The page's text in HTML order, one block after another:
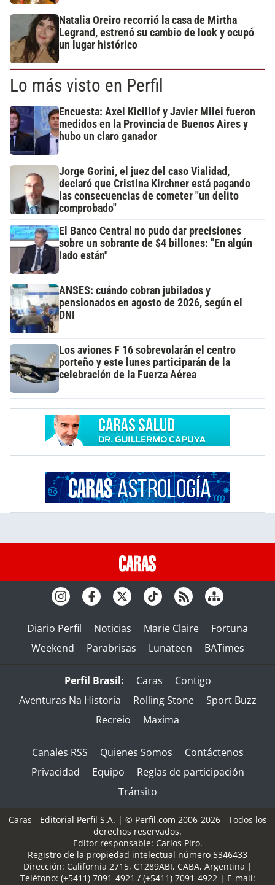
Natalia Oreiro recorrió la casa de Mirtha
Legrand, estrenó su cambio de look y ocupó
un lugar histórico
Lo más visto en Perfil
Encuesta: Axel Kicillof y Javier Milei fueron
medidos en la Provincia de Buenos Aires y
hubo un claro ganador
Jorge Gorini, el juez del caso Vialidad,
declaró que Cristina Kirchner está pagando
las consecuencias de cometer "un delito
comprobado"
El Banco Central no pudo dar precisiones
sobre un sobrante de $4 billones: "En algún
lado están"
ANSES: cuándo cobran jubilados y
pensionados en agosto de 2026, según el
DNI
Los aviones F 16 sobrevolarán el centro
porteño y este lunes participarán de la
celebración de la Fuerza Aérea
Diario Perfil Noticias Marie Claire
Fortuna
Weekend
Parabrisas Lunateen BATimes
Perfil Brasil: Caras
Contigo
Aventuras Na Historia
Rolling Stone
Sport Buzz
Recreio
Maxima
Canales RSS Quienes Somos
Contáctenos
Privacidad
Equipo
Reglas de participación
Tránsito
Caras - Editorial Perfil S.A. | © Perfil.com 2006-2026 - Todos los
derechos reservados.
Editor responsable: Carlos Piro.
Registro de la propiedad intelectual número 5346433
Dirección: California 2715, C1289ABI, CABA, Argentina |
Teléfono: (+5411) 7091-4921 / (+5411) 7091-4922| E-mail: